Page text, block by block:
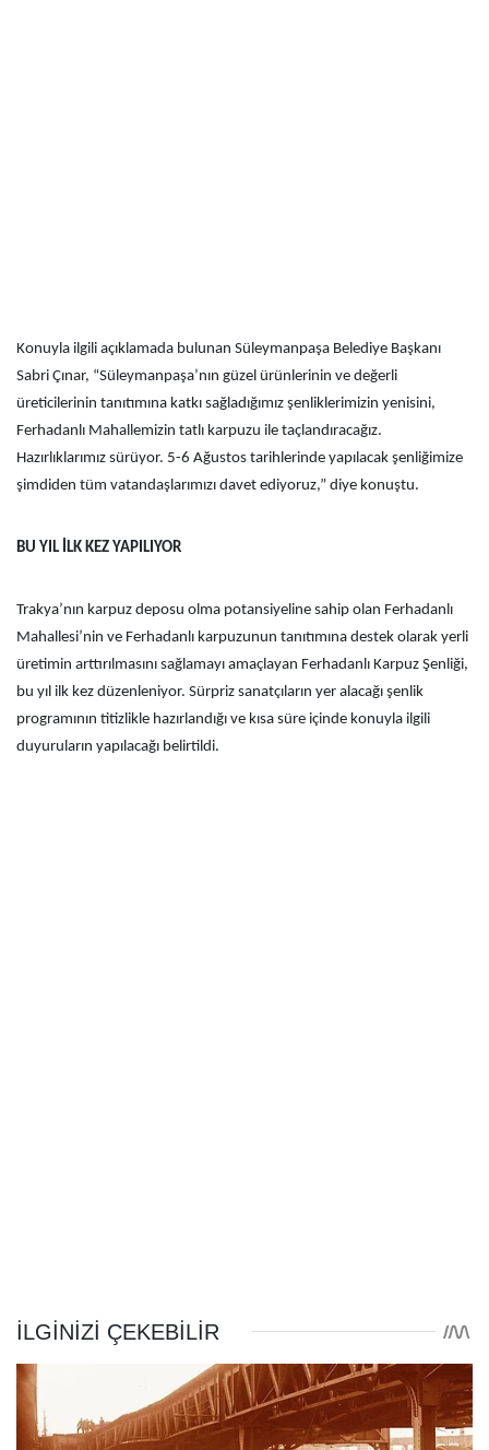
Konuyla ilgili açıklamada bulunan Süleymanpaşa Belediye Başkanı
Sabri Çınar, “Süleymanpaşa’nın güzel ürünlerinin ve değerli
üreticilerinin tanıtımına katkı sağladığımız şenliklerimizin yenisini,
Ferhadanlı Mahallemizin tatlı karpuzu ile taçlandıracağız.
Hazırlıklarımız sürüyor. 5-6 Ağustos tarihlerinde yapılacak şenliğimize
şimdiden tüm vatandaşlarımızı davet ediyoruz,” diye konuştu.
BU YIL İLK KEZ YAPILIYOR
Trakya’nın karpuz deposu olma potansiyeline sahip olan Ferhadanlı
Mahallesi’nin ve Ferhadanlı karpuzunun tanıtımına destek olarak yerli
üretimin arttırılmasını sağlamayı amaçlayan Ferhadanlı Karpuz Şenliği,
bu yıl ilk kez düzenleniyor. Sürpriz sanatçıların yer alacağı şenlik
programının titizlikle hazırlandığı ve kısa süre içinde konuyla ilgili
duyuruların yapılacağı belirtildi.